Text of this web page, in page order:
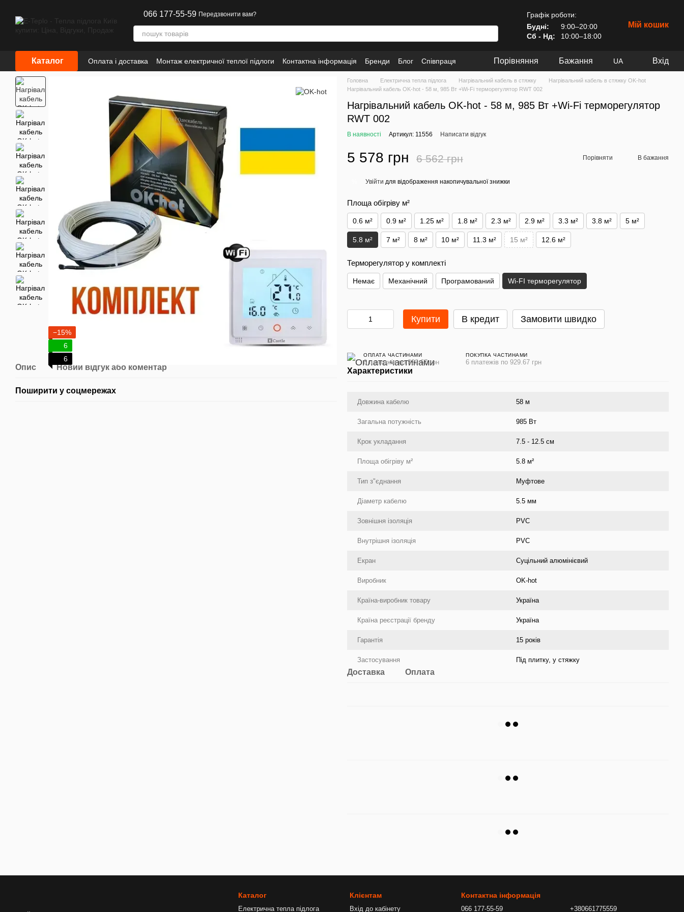
066 177-55-59 Передзвонити вам?
Графік роботи:
Будні:
9:00–20:00
Сб - Нд:
10:00–18:00
Мій кошик
Каталог Оплата і доставка Монтаж електричної теплої підлоги Контактна інформація Бренди Блог
Співпраця
Інформація
Порівняння Бажання UA Вхід
−15%
6
6
Опис Новий відгук або коментар
Поширити у соцмережах
Головна Електрична тепла підлога Нагрівальний кабель в стяжку
Нагрівальний кабель в стяжку OK-hot
Нагрівальний кабель OK-hot - 58 м, 985 Вт +Wi-Fi терморегулятор RWT 002
Нагрівальний кабель OK-hot - 58 м, 985 Вт +Wi-Fi терморегулятор
RWT 002
В наявності Артикул: 11556 Написати відгук
5 578 грн 6 562 грн Порівняти В бажання
Увійти для відображення накопичувальної знижки
Площа обігріву м²
0.6 м² 0.9 м² 1.25 м² 1.8 м² 2.3 м² 2.9 м² 3.3 м² 3.8 м² 5 м²
5.8 м² 7 м² 8 м² 10 м² 11.3 м² 15 м² 12.6 м²
Терморегулятор у комплекті
Немає Механічний Програмований Wi-FI терморегулятор
Купити В кредит Замовити швидко
ОПЛАТА ЧАСТИНАМИ
6 платежів по 929.67 грн
ПОКУПКА ЧАСТИНАМИ
6 платежів по 929.67 грн
Характеристики
Довжина кабелю 58 м
Загальна потужність 985 Вт
Крок укладання 7.5 - 12.5 см
Площа обігріву м² 5.8 м²
Тип з"єднання Муфтове
Діаметр кабелю 5.5 мм
Зовнішня ізоляція PVС
Внутрішня ізоляція PVC
Екран Суцільний алюмінієвий
Виробник OK-hot
Країна-виробник товару Україна
Країна реєстрації бренду Україна
Гарантія 15 років
Застосування Під плитку, у стяжку
Доставка Оплата
Каталог
Електрична тепла підлога
Клієнтам
Вхід до кабінету
Контактна інформація
066 177-55-59 +380661775559